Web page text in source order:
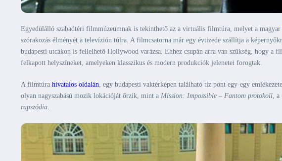
Egyedülálló szabadtéri filmmúzeumnak is tekinthető az a virtuális filmtúra, melyet a magyar
szórakozás élményét a televízión túlra. A filmcsatorna már egy évtizede szállítja a
budapesti utcákon is fellelhető Hollywood varázsa. Ehhez csupán arra van szükség, hogy a
felkapott helyszíneket, amelyeken klasszikus és modern produkciók jelenetei forogtak.
A filmtúra hivatalos oldalán , egy budapesti vaktérképen található tíz pont egy-egy
olyan nagyszabású mozik lokációját őrzik, mint a Mission: Impossible – Fantom protokoll , a
rapszódia